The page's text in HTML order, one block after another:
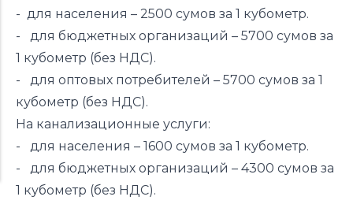
- для населения – 2500 сумов за 1 кубометр.
- для бюджетных организаций – 5700 сумов за
1 кубометр (без НДС).
- для оптовых потребителей – 5700 сумов за 1
кубометр (без НДС).
На канализационные услуги:
- для населения – 1600 сумов за 1 кубометр.
- для бюджетных организаций – 4300 сумов за
1 кубометр (без НДС).